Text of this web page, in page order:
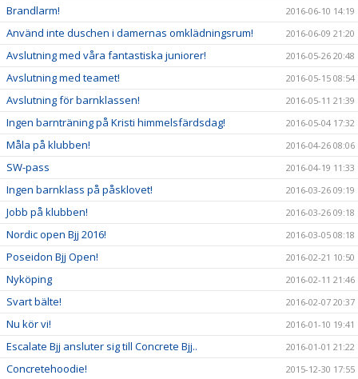
Brandlarm! 2016-06-10 14:19
Använd inte duschen i damernas omklädningsrum! 2016-06-09 21:20
Avslutning med våra fantastiska juniorer! 2016-05-26 20:48
Avslutning med teamet! 2016-05-15 08:54
Avslutning för barnklassen! 2016-05-11 21:39
Ingen barnträning på Kristi himmelsfärdsdag! 2016-05-04 17:32
Måla på klubben! 2016-04-26 08:06
SW-pass 2016-04-19 11:33
Ingen barnklass på påsklovet! 2016-03-26 09:19
Jobb på klubben! 2016-03-26 09:18
Nordic open Bjj 2016! 2016-03-05 08:18
Poseidon Bjj Open! 2016-02-21 10:50
Nyköping 2016-02-11 21:46
Svart bälte! 2016-02-07 20:37
Nu kör vi! 2016-01-10 19:41
Escalate Bjj ansluter sig till Concrete Bjj.. 2016-01-01 21:22
Concretehoodie! 2015-12-30 17:55